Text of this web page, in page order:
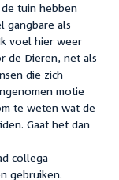
tuin hebben
gangbare als
voel hier weer
de Dieren, net als
die zich
motie
te weten wat de
Gaat het dan
collega
gebruiken.